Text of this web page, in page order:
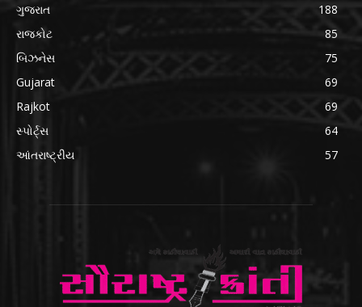
ગુજરાત
188
રાજકોટ
85
બિઝનેસ
75
Gujarat
69
Rajkot
69
સ્પોર્ટ્સ
64
આંતરાષ્ટ્રીય
57